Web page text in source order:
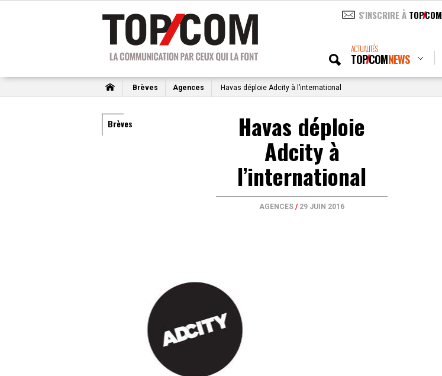
S'INSCRIRE À TOPCOM
ACTUALITÉS
TOPCOMNEWS
Brèves Agences Havas déploie Adcity à l’international
Brèves Havas déploie
Adcity à
l’international
AGENCES / 29 JUIN 2016